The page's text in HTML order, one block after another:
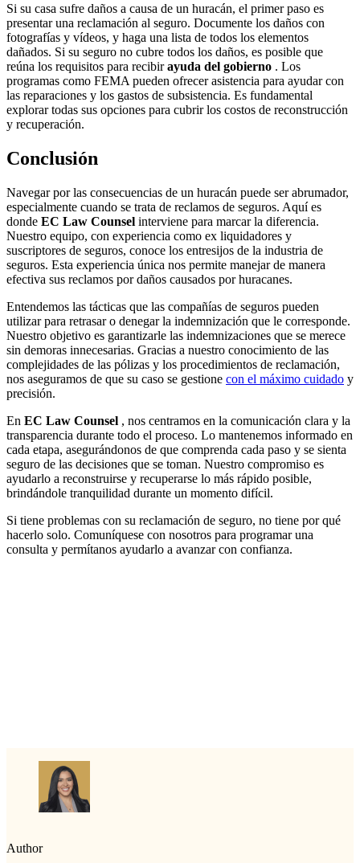
Si su casa sufre daños a causa de un huracán, el primer paso es
presentar una reclamación al seguro. Documente los daños con
fotografías y vídeos, y haga una lista de todos los elementos
dañados. Si su seguro no cubre todos los daños, es posible que
reúna los requisitos para recibirayuda del gobierno . Los
programas como FEMA pueden ofrecer asistencia para ayudar con
las reparaciones y los gastos de subsistencia. Es fundamental
explorar todas sus opciones para cubrir los costos de reconstrucción
y recuperación.
Conclusión
Navegar por las consecuencias de un huracán puede ser abrumador,
especialmente cuando se trata de reclamos de seguros. Aquí es
donde EC Law Counsel interviene para marcar la diferencia.
Nuestro equipo, con experiencia como ex liquidadores y
suscriptores de seguros, conoce los entresijos de la industria de
seguros. Esta experiencia única nos permite manejar de manera
efectiva sus reclamos por daños causados ​​por huracanes.
Entendemos las tácticas que las compañías de seguros pueden
utilizar para retrasar o denegar la indemnización que le corresponde.
Nuestro objetivo es garantizarle las indemnizaciones que se merece
sin demoras innecesarias. Gracias a nuestro conocimiento de las
complejidades de las pólizas y los procedimientos de reclamación,
nos aseguramos de que su caso se gestione con el máximo cuidado y
precisión.
En EC Law Counsel , nos centramos en la comunicación clara y la
transparencia durante todo el proceso. Lo mantenemos informado en
cada etapa, asegurándonos de que comprenda cada paso y se sienta
seguro de las decisiones que se toman. Nuestro compromiso es
ayudarlo a reconstruirse y recuperarse lo más rápido posible,
brindándole tranquilidad durante un momento difícil.
Si tiene problemas con su reclamación de seguro, no tiene por qué
hacerlo solo. Comuníquese con nosotros para programar una
consulta y permítanos ayudarlo a avanzar con confianza.
Author